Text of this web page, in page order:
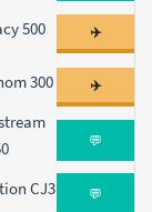
500 ✈️
300 ✈️
💬
CJ3 💬